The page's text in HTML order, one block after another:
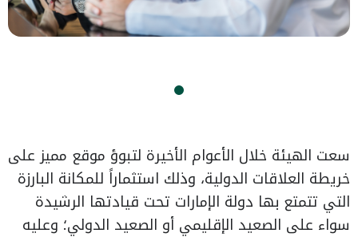
سعت الهيئة خلال الأعوام الأخيرة لتبوؤ موقع مميز على
خريطة العلاقات الدولية، وذلك استثماراً للمكانة البارزة
التي تتمتع بها دولة الإمارات تحت قيادتها الرشيدة
سواء على الصعيد الإقليمي أو الصعيد الدولي؛ وعليه